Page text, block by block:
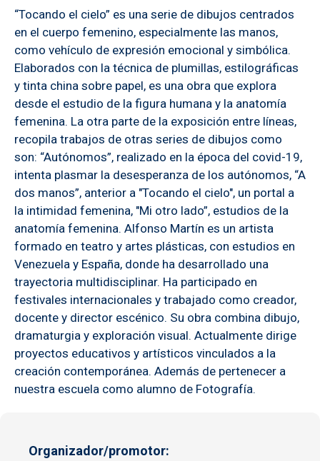
“Tocando el cielo” es una serie de dibujos centrados
en el cuerpo femenino, especialmente las manos,
como vehículo de expresión emocional y simbólica.
Elaborados con la técnica de plumillas, estilográficas
y tinta china sobre papel, es una obra que explora
desde el estudio de la figura humana y la anatomía
femenina. La otra parte de la exposición entre líneas,
recopila trabajos de otras series de dibujos como
son: “Autónomos”, realizado en la época del covid-19,
intenta plasmar la desesperanza de los autónomos, “A
dos manos”, anterior a "Tocando el cielo", un portal a
la intimidad femenina, "Mi otro lado”, estudios de la
anatomía femenina. Alfonso Martín es un artista
formado en teatro y artes plásticas, con estudios en
Venezuela y España, donde ha desarrollado una
trayectoria multidisciplinar. Ha participado en
festivales internacionales y trabajado como creador,
docente y director escénico. Su obra combina dibujo,
dramaturgia y exploración visual. Actualmente dirige
proyectos educativos y artísticos vinculados a la
creación contemporánea. Además de pertenecer a
nuestra escuela como alumno de Fotografía.
Organizador/promotor